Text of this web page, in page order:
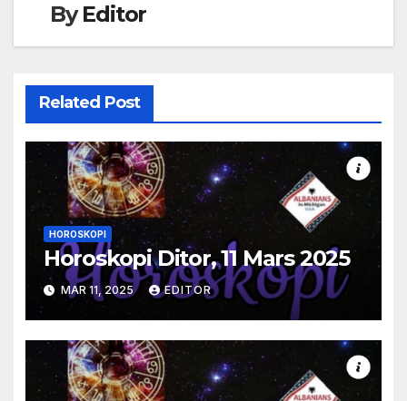
ByEditor
Related Post
HOROSKOPI
Horoskopi Ditor, 11 Mars 2025
MAR 11, 2025 EDITOR